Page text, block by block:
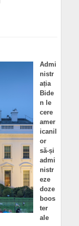
Admi
nistr
ația
Bide
n le
cere
amer
icanil
or
să-și
admi
nistr
eze
doze
boos
ter
ale